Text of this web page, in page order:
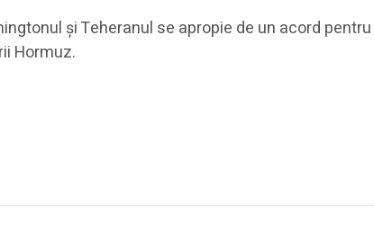
şi Teheranul se apropie de un acord
Hormuz.